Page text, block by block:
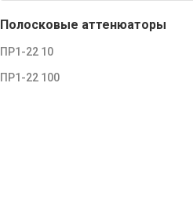
Полосковые аттенюаторы
ПР1-22 10
ПР1-22 100